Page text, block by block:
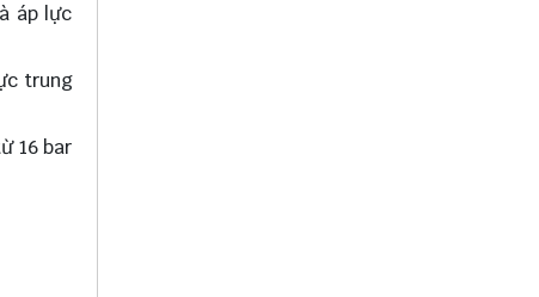
áp lực
trung
16 bar